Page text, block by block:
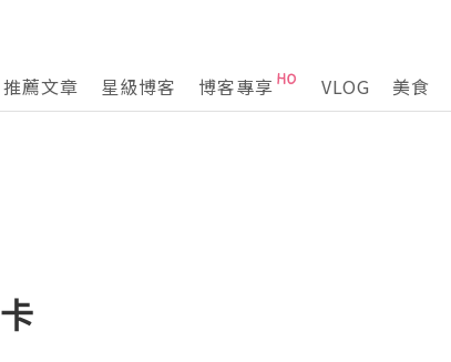
推薦文章 星級博客 博客專享 VLOG 美食